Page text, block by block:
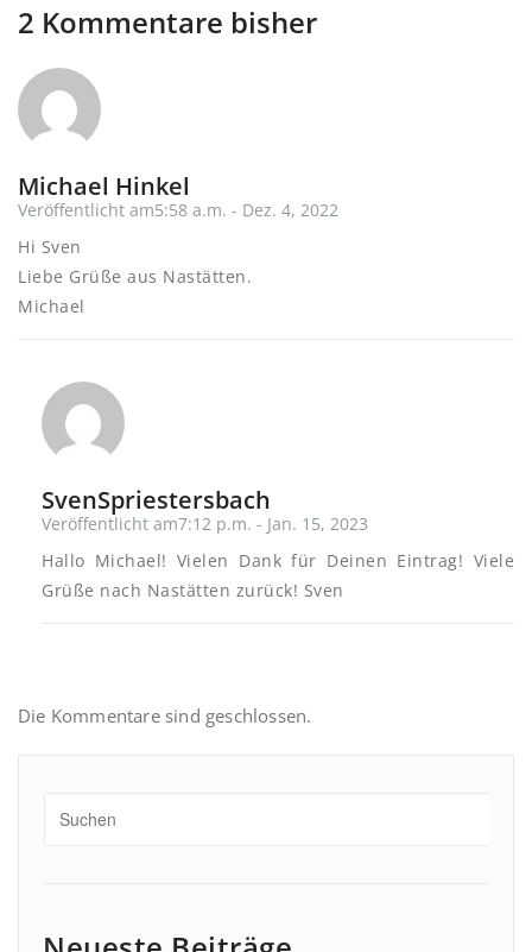
2 Kommentare bisher
Michael Hinkel
Veröffentlicht am5:58 a.m. - Dez. 4, 2022
Hi Sven
Liebe Grüße aus Nastätten.
Michael
SvenSpriestersbach
Veröffentlicht am7:12 p.m. - Jan. 15, 2023
Hallo Michael! Vielen Dank für Deinen Eintrag! Viele
Grüße nach Nastätten zurück! Sven
Die Kommentare sind geschlossen.